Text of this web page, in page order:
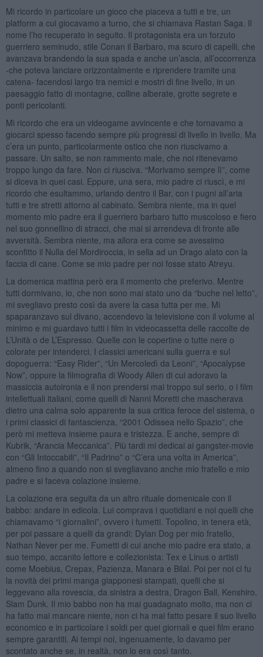
Mi ricordo in particolare un gioco che piaceva a tutti e tre, un
platform a cui giocavamo a turno, che si chiamava Rastan Saga. Il
nome l’ho recuperato in seguito. Il protagonista era un forzuto
guerriero seminudo, stile Conan il Barbaro, ma scuro di capelli, che
avanzava brandendo la sua spada e anche un’ascia, all’occorrenza
-che poteva lanciare orizzontalmente e riprendere tramite una
catena- facendosi largo tra nemici e mostri di fine livello, in un
paesaggio fatto di montagne, colline alberate, grotte segrete e
ponti pericolanti.
Mi ricordo che era un videogame avvincente e che tornavamo a
giocarci spesso facendo sempre più progressi di livello in livello. Ma
c’era un punto, particolarmente ostico che non riuscivamo a
passare. Un salto, se non rammento male, che noi ritenevamo
troppo lungo da fare. Non ci riusciva. “Morivamo sempre lì”, come
si diceva in quei casi. Eppure, una sera, mio padre ci riuscì, e mi
ricordo che esultammo, urlando dentro il Bar, con i pugni all’aria
tutti e tre stretti attorno al cabinato. Sembra niente, ma in quel
momento mio padre era il guerriero barbaro tutto muscoloso e fiero
nel suo gonnellino di stracci, che mai si arrendeva di fronte alle
avversità. Sembra niente, ma allora era come se avessimo
sconfitto il Nulla del Mordiroccia, in sella ad un Drago alato con la
faccia di cane. Come se mio padre per noi fosse stato Atreyu.
La domenica mattina però era il momento che preferivo. Mentre
tutti dormivano, io, che non sono mai stato uno da “buche nel letto”,
mi svegliavo presto così da avere la casa tutta per me. Mi
spaparanzavo sul divano, accendevo la televisione con il volume al
minimo e mi guardavo tutti i film in videocassetta delle raccolte de
L’Unità o de L’Espresso. Quelle con le copertine o tutte nere o
colorate per intenderci. I classici americani sulla guerra e sul
dopoguerra: “Easy Rider”, “Un Mercoledì da Leoni”, “Apocalypse
Now”, oppure la filmografia di Woody Allen di cui adoravo la
massiccia autoironia e il non prendersi mai troppo sul serio, o i film
intellettuali italiani, come quelli di Nanni Moretti che mascherava
dietro una calma solo apparente la sua critica feroce del sistema, o
i primi classici di fantascienza, “2001 Odissea nello Spazio”, che
però mi metteva insieme paura e tristezza. E anche, sempre di
Kubrik, “Arancia Meccanica”. Più tardi mi dedicai ai gangster-movie
con “Gli Intoccabili”, “Il Padrino” o “C’era una volta in America”,
almeno fino a quando non si svegliavano anche mio fratello e mio
padre e si faceva colazione insieme.
La colazione era seguita da un altro rituale domenicale con il
babbo: andare in edicola. Lui comprava i quotidiani e noi quelli che
chiamavamo “i giornalini”, ovvero i fumetti. Topolino, in tenera età,
per poi passare a quelli da grandi: Dylan Dog per mio fratello,
Nathan Never per me. Fumetti di cui anche mio padre era stato, a
suo tempo, accanito lettore e collezionista: Tex e Linus o artisti
come Moebius, Crepax, Pazienza, Manara e Bilal. Poi per noi ci fu
la novità dei primi manga giapponesi stampati, quelli che si
leggevano alla rovescia, da sinistra a destra, Dragon Ball, Kenshiro,
Slam Dunk. Il mio babbo non ha mai guadagnato molto, ma non ci
ha fatto mai mancare niente, non ci ha mai fatto pesare il suo livello
economico e in particolare i soldi per quei giornali e quei film erano
sempre garantiti. Ai tempi noi, ingenuamente, lo davamo per
scontato anche se, in realtà, non lo era così tanto.